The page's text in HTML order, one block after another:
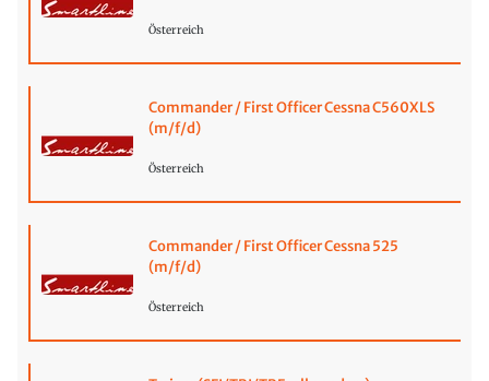
Österreich
Commander / First Officer Cessna C560XLS
(m/f/d)
Österreich
Commander / First Officer Cessna 525
(m/f/d)
Österreich